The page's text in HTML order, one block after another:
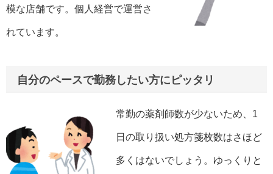
模な店舗です。個人経営で運営さ
れています。
自分のペースで勤務したい方にピッタリ
常勤の薬剤師数が少ないため、1
日の取り扱い処方箋枚数はさほど
多くはないでしょう。ゆっくりと